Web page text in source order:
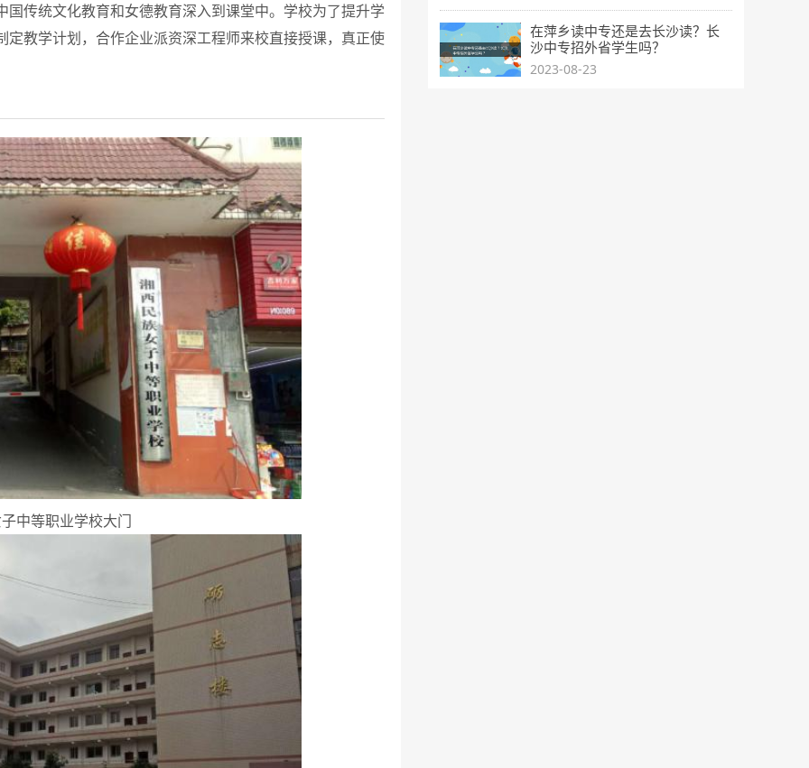
传统文化教育和女德教育深入到课堂中。学校为了提升学
教学计划，合作企业派资深工程师来校直接授课，真正使
中等职业学校大门
在萍乡读中专还是去长沙读？长
沙中专招外省学生吗？
2023-08-23